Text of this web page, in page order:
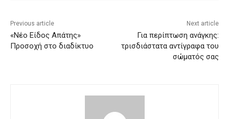
Previous article
«Νέο Είδος Απάτης»
Προσοχή στο διαδίκτυο
Next article
Για περίπτωση ανάγκης:
τρισδιάστατα αντίγραφα του
σώματός σας